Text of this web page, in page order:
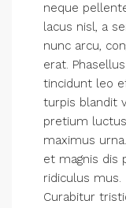
neque
lacus nisl, a
nunc arcu,
erat.
tincidunt leo
turpis blandit
pretium
maximus
et magnis dis
ridiculus mus.
Curabitur